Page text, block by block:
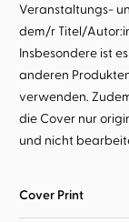
Veranstaltungs-
dem/r Titel/
Insbesondere ist
anderen
verwenden.
die Cover nur
und nicht
Cover Print